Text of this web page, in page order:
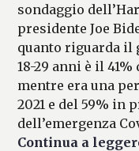
sondaggio
presidente Joe
quanto riguarda il
18-29 anni è il
mentre era una
2021 e del 59% in
dell’emergenza
Continua a